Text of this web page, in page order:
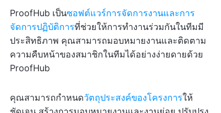
ProofHub เป็นซอฟต์แวร์การจัดการงานและการ
จัดการปฏิบัติการที่ช่วยให้การทำงานร่วมกันในทีมมี
ประสิทธิภาพ คุณสามารถมอบหมายงานและติดตาม
ความคืบหน้าของสมาชิกในทีมได้อย่างง่ายดายด้วย
ProofHub
คุณสามารถกำหนดวัตถุประสงค์ของโครงการให้